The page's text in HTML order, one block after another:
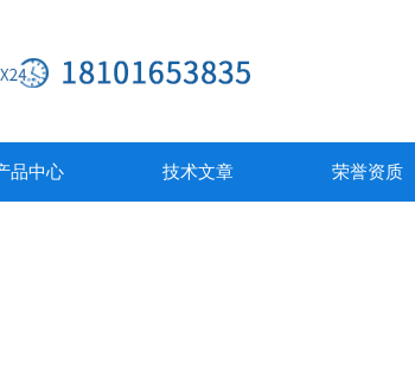
品中心 技术文章 荣誉资质